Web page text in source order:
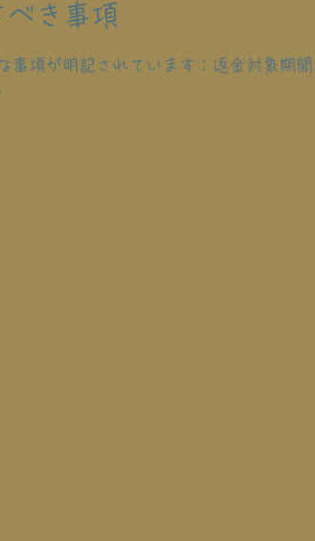
き事項
事項が明記されています：返金対象期